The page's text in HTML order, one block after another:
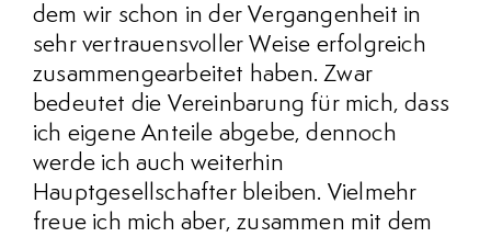
dem wir schon in der Vergangenheit in
sehr vertrauensvoller Weise erfolgreich
zusammengearbeitet haben. Zwar
bedeutet die Vereinbarung für mich, dass
ich eigene Anteile abgebe, dennoch
werde ich auch weiterhin
Hauptgesellschafter bleiben. Vielmehr
freue ich mich aber, zusammen mit dem